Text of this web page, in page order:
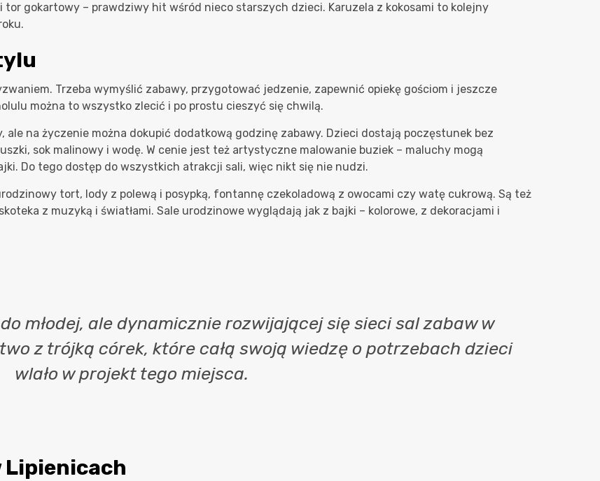
tor gokartowy – prawdziwy hit wśród nieco starszych dzieci. Karuzela z kokosami to kolejny
Trzeba wymyślić zabawy, przygotować jedzenie, zapewnić opiekę gościom i jeszcze
można to wszystko zlecić i po prostu cieszyć się chwilą.
na życzenie można dokupić dodatkową godzinę zabawy. Dzieci dostają poczęstunek bez
sok malinowy i wodę. W cenie jest też artystyczne malowanie buziek – maluchy mogą
Do tego dostęp do wszystkich atrakcji sali, więc nikt się nie nudzi.
tort, lody z polewą i posypką, fontannę czekoladową z owocami czy watę cukrową. Są też
z muzyką i światłami. Sale urodzinowe wyglądają jak z bajki – kolorowe, z dekoracjami i
młodej, ale dynamicznie rozwijającej się sieci sal zabaw w
z trójką córek, które całą swoją wiedzę o potrzebach dzieci
wlało w projekt tego miejsca.
Lipienicach